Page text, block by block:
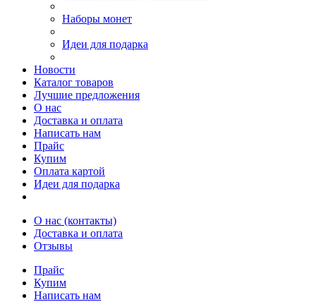
Наборы монет
Идеи для подарка
Новости
Каталог товаров
Лучшие предложения
О нас
Доставка и оплата
Написать нам
Прайс
Купим
Оплата картой
Идеи для подарка
О нас (контакты)
Доставка и оплата
Отзывы
Прайс
Купим
Написать нам